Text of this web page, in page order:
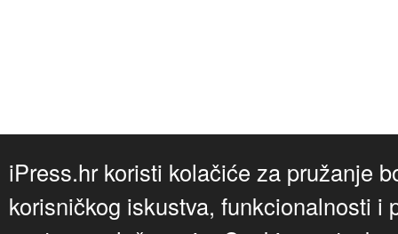
iPress.hr koristi kolačiće za pružanje
korisničkog iskustva, funkcionalnosti i